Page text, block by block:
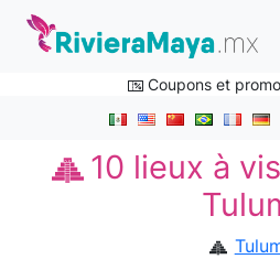
Coupons et
10 lieux à